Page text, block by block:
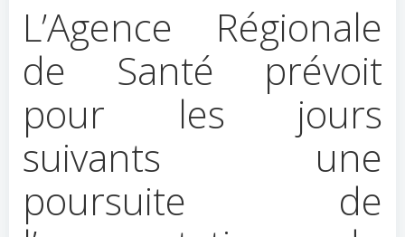
L’Agence Régionale
de Santé prévoit
pour les jours
suivants une
poursuite de